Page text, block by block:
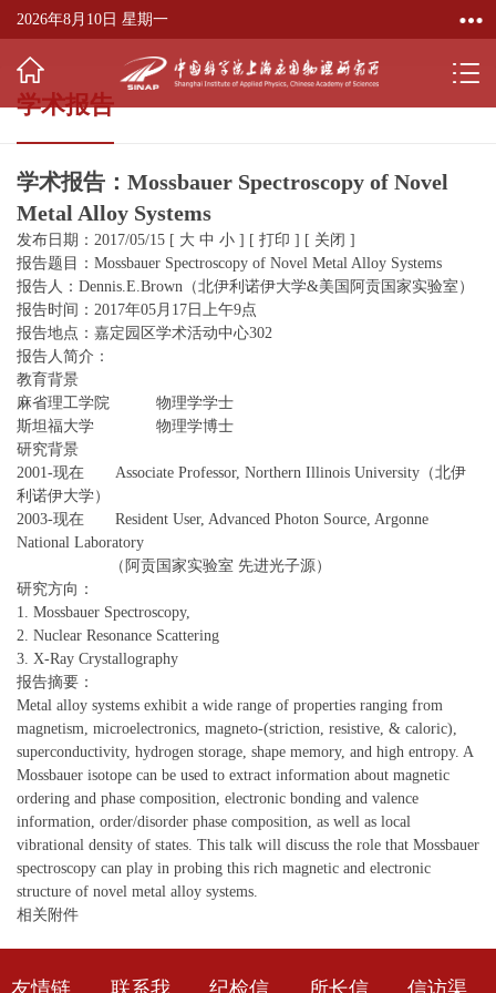
2026年8月10日 星期一
学术报告
学术报告：Mossbauer Spectroscopy of Novel
Metal Alloy Systems
发布日期：2017/05/15 [ 大 中 小 ] [ 打印 ] [ 关闭 ]
报告题目：Mossbauer Spectroscopy of Novel Metal Alloy Systems
报告人：Dennis.E.Brown（北伊利诺伊大学&美国阿贡国家实验室）
报告时间：2017年05月17日上午9点
报告地点：嘉定园区学术活动中心302
报告人简介：
教育背景
麻省理工学院 物理学学士
斯坦福大学 物理学博士
研究背景
2001-现在 Associate Professor, Northern Illinois University（北伊
利诺伊大学）
2003-现在 Resident User, Advanced Photon Source, Argonne
National Laboratory
（阿贡国家实验室 先进光子源）
研究方向：
1. Mossbauer Spectroscopy,
2. Nuclear Resonance Scattering
3. X-Ray Crystallography
报告摘要：
Metal alloy systems exhibit a wide range of properties ranging from
magnetism, microelectronics, magneto-(striction, resistive, & caloric),
superconductivity, hydrogen storage, shape memory, and high entropy. A
Mossbauer isotope can be used to extract information about magnetic
ordering and phase composition, electronic bonding and valence
information, order/disorder phase composition, as well as local
vibrational density of states. This talk will discuss the role that Mossbauer
spectroscopy can play in probing this rich magnetic and electronic
structure of novel metal alloy systems.
相关附件
友情链 联系我 纪检信 所长信 信访渠